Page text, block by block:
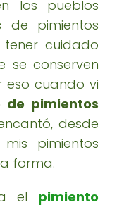
los pueblos
de pimientos
cuidado
se conserven
eso cuando vi
de pimientos
desde
pimientos
forma.
el pimiento